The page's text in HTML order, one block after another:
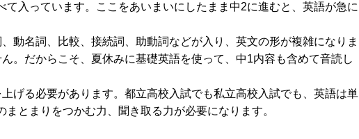
入っています。ここをあいまいにしたまま中2に進むと、英語が急に
動名詞、比較、接続詞、助動詞などが入り、英文の形が複雑になりま
。だからこそ、夏休みに基礎英語を使って、中1内容も含めて音読し
げる必要があります。都立高校入試でも私立高校入試でも、英語は単
とまりをつかむ力、聞き取る力が必要になります。